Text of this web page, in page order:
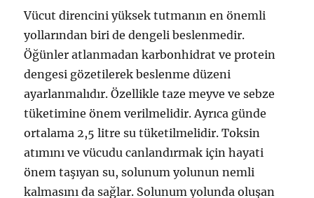
Vücut direncini yüksek tutmanın en önemli
yollarından biri de dengeli beslenmedir.
Öğünler atlanmadan karbonhidrat ve protein
dengesi gözetilerek beslenme düzeni
ayarlanmalıdır. Özellikle taze meyve ve sebze
tüketimine önem verilmelidir. Ayrıca günde
ortalama 2,5 litre su tüketilmelidir. Toksin
atımını ve vücudu canlandırmak için hayati
önem taşıyan su, solunum yolunun nemli
kalmasını da sağlar. Solunum yolunda oluşan